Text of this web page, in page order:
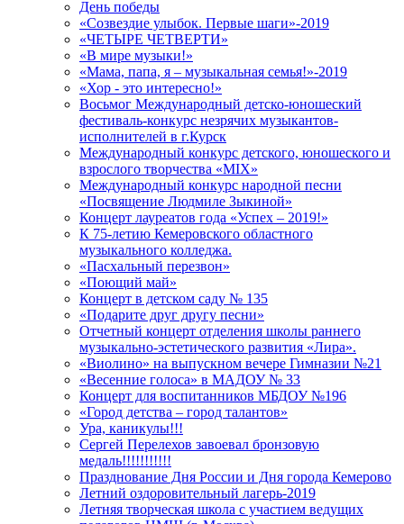
День победы
«Созвездие улыбок. Первые шаги»-2019
«ЧЕТЫРЕ ЧЕТВЕРТИ»
«В мире музыки!»
«Мама, папа, я – музыкальная семья!»-2019
«Хор - это интересно!»
Восьмог Международный детско-юношеский
фестиваль-конкурс незрячих музыкантов-
исполнителей в г.Курск
Международный конкурс детского, юношеского и
взрослого творчества «MIX»
Международный конкурс народной песни
«Посвящение Людмиле Зыкиной»
Концерт лауреатов года «Успех – 2019!»
К 75-летию Кемеровского областного
музыкального колледжа.
«Пасхальный перезвон»
«Поющий май»
Концерт в детском саду № 135
«Подарите друг другу песни»
Отчетный концерт отделения школы раннего
музыкально-эстетического развития «Лира».
«Виолино» на выпускном вечере Гимназии №21
«Весенние голоса» в МАДОУ № 33
Концерт для воспитанников МБДОУ №196
«Город детства – город талантов»
Ура, каникулы!!!
Сергей Перелехов завоевал бронзовую
медаль!!!!!!!!!!!
Празднование Дня России и Дня города Кемерово
Летний оздоровительный лагерь-2019
Летняя творческая школа с участием ведущих